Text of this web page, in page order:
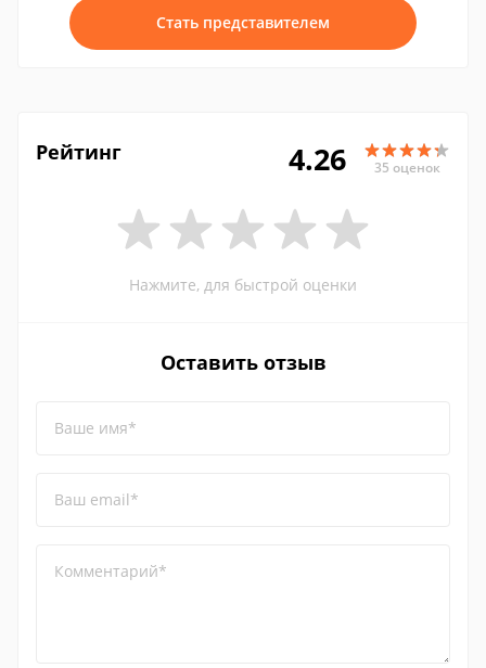
Стать представителем
Рейтинг 4.26 35 оценок
Нажмите, для быстрой оценки
Оставить отзыв
Ваше имя*
Ваш email*
Комментарий*